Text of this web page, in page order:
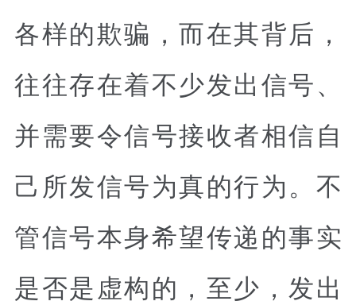
各样的欺骗，而在其背后，
往往存在着不少发出信号、
并需要令信号接收者相信自
己所发信号为真的行为。不
管信号本身希望传递的事实
是否是虚构的，至少，发出